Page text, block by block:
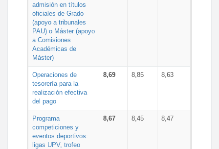
admisión en títulos
oficiales de Grado
(apoyo a tribunales
PAU) o Máster (apoyo
a Comisiones
Académicas de
Máster)
Operaciones de
tesorería para la
realización efectiva
del pago
8,69 8,85 8,63
Programa
competiciones y
eventos deportivos:
ligas UPV, trofeo
8,67 8,45 8,47